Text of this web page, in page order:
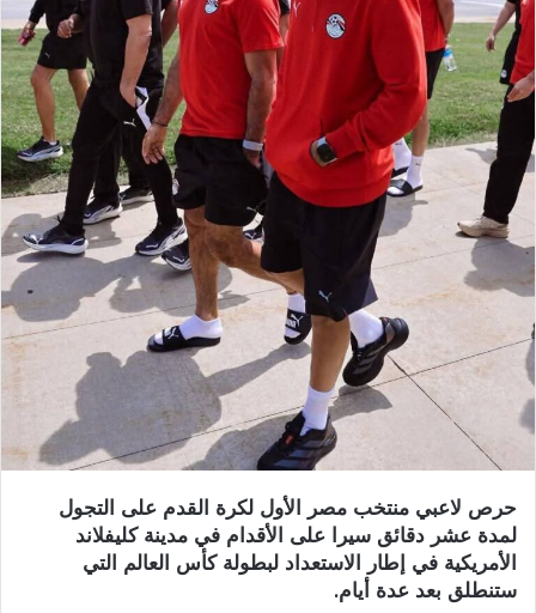
حرص لاعبي منتخب مصر الأول لكرة القدم على التجول
لمدة عشر دقائق سيرا على الأقدام في مدينة كليفلاند
الأمريكية في إطار الاستعداد لبطولة كأس العالم التي
ستنطلق بعد عدة أيام.